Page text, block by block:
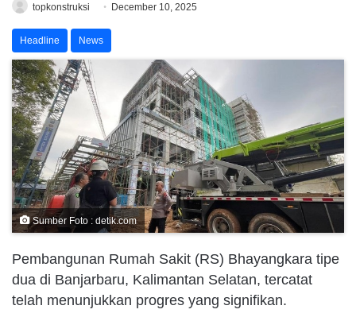
topkonstruksi December 10, 2025
Headline News
Sumber Foto : detik.com
Pembangunan Rumah Sakit (RS) Bhayangkara tipe
dua di Banjarbaru, Kalimantan Selatan, tercatat
telah menunjukkan progres yang signifikan.